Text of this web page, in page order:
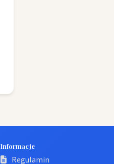
Informacje
Regulamin